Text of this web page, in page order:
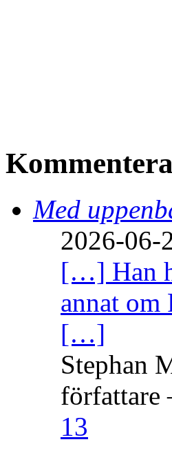
Med
2026-06-
[…] Han
annat om
[…]
Stephan
författare
13